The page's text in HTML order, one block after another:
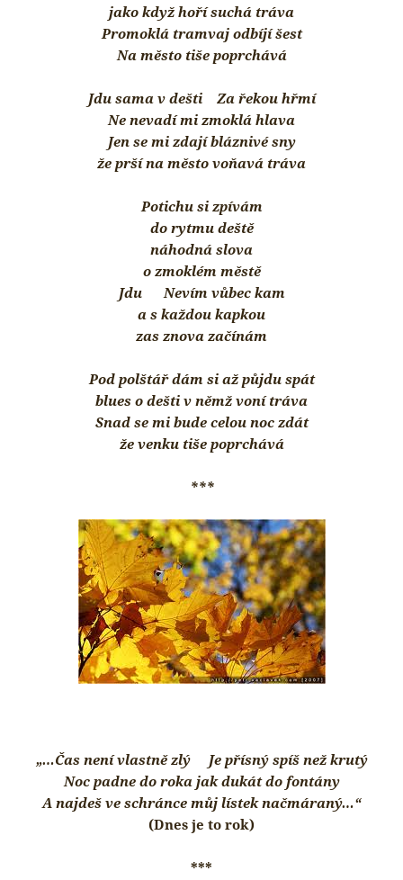
jako když hoří suchá tráva
Promoklá tramvaj odbíjí šest
Na město tiše poprchává
Jdu sama v dešti Za řekou hřmí
Ne nevadí mi zmoklá hlava
Jen se mi zdají bláznivé sny
že prší na město voňavá tráva
Potichu si zpívám
do rytmu deště
náhodná slova
o zmoklém městě
Jdu Nevím vůbec kam
a s každou kapkou
zas znova začínám
Pod polštář dám si až půjdu spát
blues o dešti v němž voní tráva
Snad se mi bude celou noc zdát
že venku tiše poprchává
***
„…Čas není vlastně zlý Je přísný spíš než krutý
Noc padne do roka jak dukát do fontány
A najdeš ve schránce můj lístek načmáraný…“
(Dnes je to rok)
***